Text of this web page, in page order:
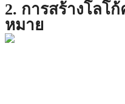
2. การสร้างโลโ
หมาย